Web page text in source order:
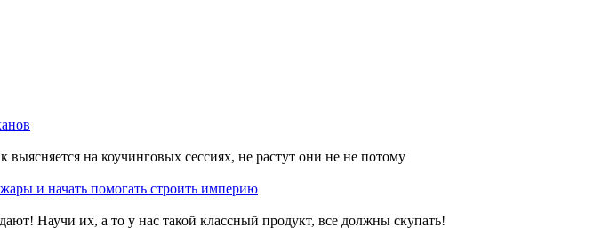
на коучинговых сессиях, не растут они не не потому
и начать помогать строить империю
Научи их, а то у нас такой классный продукт, все должны скупать!